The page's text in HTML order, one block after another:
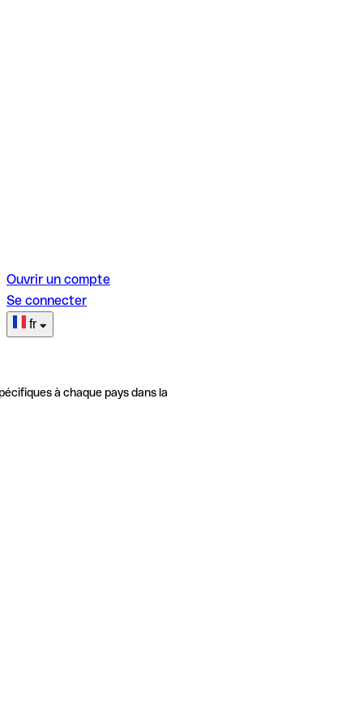
Ouvrir un compte
Se connecter
fr
à chaque pays dans la